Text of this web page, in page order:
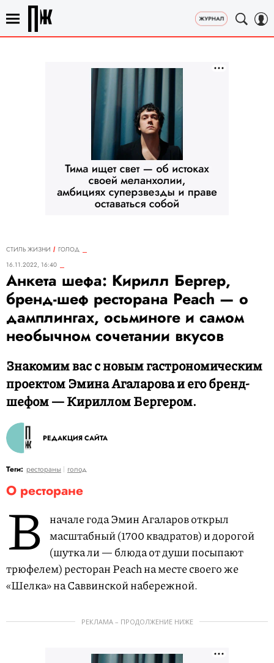
СТИЛЬ ЖИЗНИ
ГОЛОД
16.11.2022, 16:40
Анкета шефа: Кирилл Бергер,
бренд-шеф ресторана Peach — о
дамплингах, осьминоге и самом
необычном сочетании вкусов
Знакомим вас с новым гастрономическим
проектом Эмина Агаларова и его бренд-
шефом — Кириллом Бергером.
РЕДАКЦИЯ САЙТА
Теги: рестораны голод
О ресторане
В начале года Эмин Агаларов открыл
масштабный (1700 квадратов) и дорогой
(шутка ли — блюда от души посыпают
трюфелем) ресторан Peach на месте своего же
«Шелка» на Саввинской набережной.
РЕКЛАМА – ПРОДОЛЖЕНИЕ НИЖЕ